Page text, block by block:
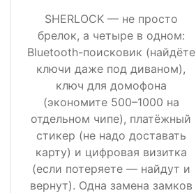
SHERLOCK — не просто
брелок, а четыре в одном:
Bluetooth-поисковик (найдёте
ключи даже под диваном),
ключ для домофона
(экономите 500–1000 на
отдельном чипе), платёжный
стикер (не надо доставать
карту) и цифровая визитка
(если потеряете — найдут и
вернут). Одна замена замков